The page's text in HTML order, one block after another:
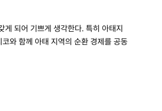
되어 기쁘게 생각한다. 특히 아태지
와 함께 아태 지역의 순환 경제를 공동